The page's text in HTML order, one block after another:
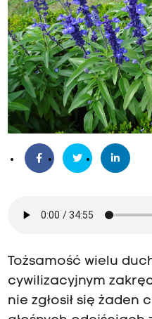
Tożsamość wielu
cywilizacyjnym
nie zgłosił się żaden